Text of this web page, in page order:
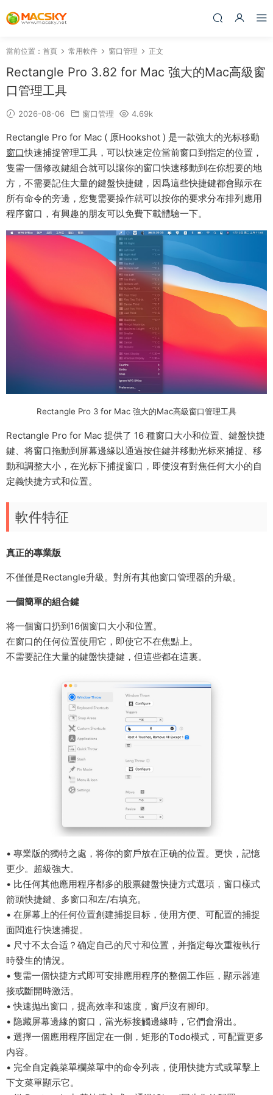
當前位置： 首頁 常用軟件 窗口管理 正文
Rectangle Pro 3.82 for Mac 強大的Mac高級窗
口管理工具
2026-08-06 窗口管理 4.69k
Rectangle Pro for Mac ( 原Hookshot ) 是一款強大的光标移動
窗口快速捕捉管理工具，可以快速定位當前窗口到指定的位置，
隻需一個修改鍵組合就可以讓你的窗口快速移動到在你想要的地
方，不需要記住大量的鍵盤快捷鍵，因爲這些快捷鍵都會顯示在
所有命令的旁邊，您隻需要操作就可以按你的要求分布排列應用
程序窗口，有興趣的朋友可以免費下載體驗一下。
Rectangle Pro 3 for Mac 強大的Mac高級窗口管理工具
Rectangle Pro for Mac 提供了 16 種窗口大小和位置、鍵盤快捷
鍵、将窗口拖動到屏幕邊緣以通過按住鍵并移動光标來捕捉、移
動和調整大小，在光标下捕捉窗口，即使沒有對焦任何大小的自
定義快捷方式和位置。
軟件特征
真正的專業版
不僅僅是Rectangle升級。對所有其他窗口管理器的升級。
一個簡單的組合鍵
将一個窗口扔到16個窗口大小和位置。
在窗口的任何位置使用它，即使它不在焦點上。
不需要記住大量的鍵盤快捷鍵，但這些都在這裏。
• 專業版的獨特之處，将你的窗戶放在正确的位置。更快，記憶
更少。超級強大。
• 比任何其他應用程序都多的股票鍵盤快捷方式選項，窗口樣式
箭頭快捷鍵、多窗口和左/右填充。
• 在屏幕上的任何位置創建捕捉目标，使用方便、可配置的捕捉
面闆進行快速捕捉。
• 尺寸不太合适？确定自己的尺寸和位置，并指定每次重複執行
時發生的情況。
• 隻需一個快捷方式即可安排應用程序的整個工作區，顯示器連
接或斷開時激活。
• 快速抛出窗口，提高效率和速度，窗戶沒有腳印。
• 隐藏屏幕邊緣的窗口，當光标接觸邊緣時，它們會滑出。
• 選擇一個應用程序固定在一側，矩形的Todo模式，可配置更多
内容。
• 完全自定義菜單欄菜單中的命令列表，使用快捷方式或單擊上
下文菜單顯示它。